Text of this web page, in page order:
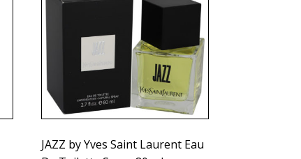
JAZZ by Yves Saint Laurent Eau